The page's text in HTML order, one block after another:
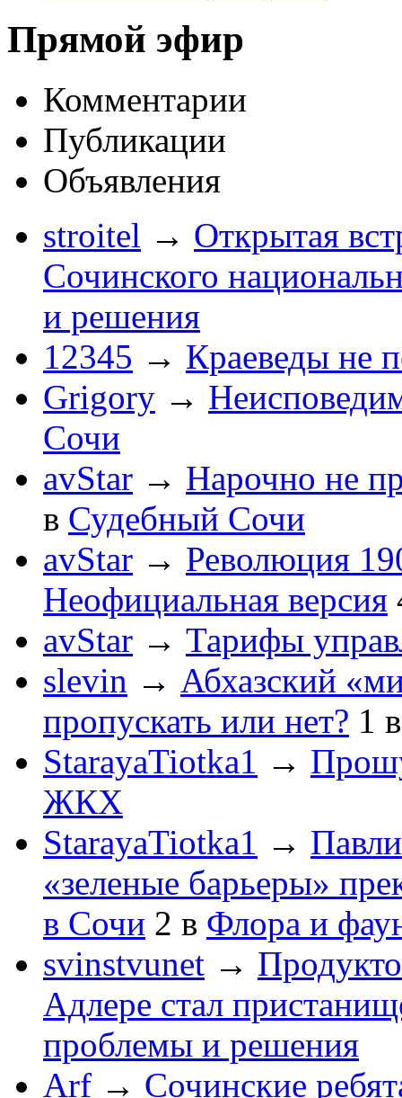
Прямой эфир
Комментарии
Публикации
Объявления
stroitel → Открытая
Сочинского
и решения
12345 → Краеведы не
Grigory →
Сочи
avStar → Нарочно не
в Судебный Сочи
avStar → Революция
Неофициальная версия
avStar → Тарифы
slevin → Абхазский
пропускать или нет? 1
StarayaTiotka1 →
ЖКХ
StarayaTiotka1 →
«зеленые барьеры»
в Сочи 2 в Флора и
svinstvunet →
Адлере стал
проблемы и решения
Arf → Сочинские